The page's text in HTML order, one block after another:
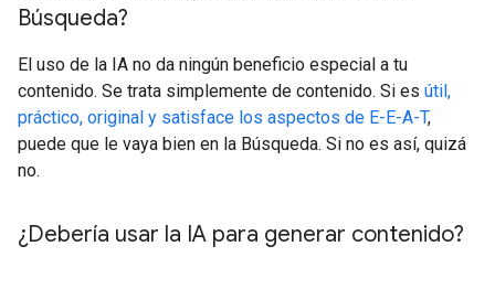
Búsqueda?
El uso de la IA no da ningún beneficio especial a tu
contenido. Se trata simplemente de contenido. Si es útil,
práctico, original y satisface los aspectos de E-E-A-T,
puede que le vaya bien en la Búsqueda. Si no es así, quizá
no.
¿Debería usar la IA para generar contenido?